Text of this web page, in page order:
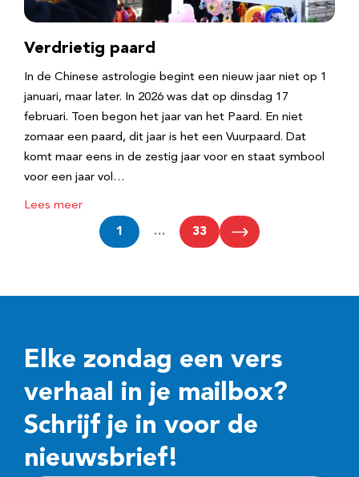
Verdrietig paard
In de Chinese astrologie begint een nieuw jaar niet op 1
januari, maar later. In 2026 was dat op dinsdag 17
februari. Toen begon het jaar van het Paard. En niet
zomaar een paard, dit jaar is het een Vuurpaard. Dat
komt maar eens in de zestig jaar voor en staat symbool
voor een jaar vol…
Lees meer
1 … 33
Elke zondag een vers
verhaal in je mailbox?
Schrijf je in voor de
nieuwsbrief!